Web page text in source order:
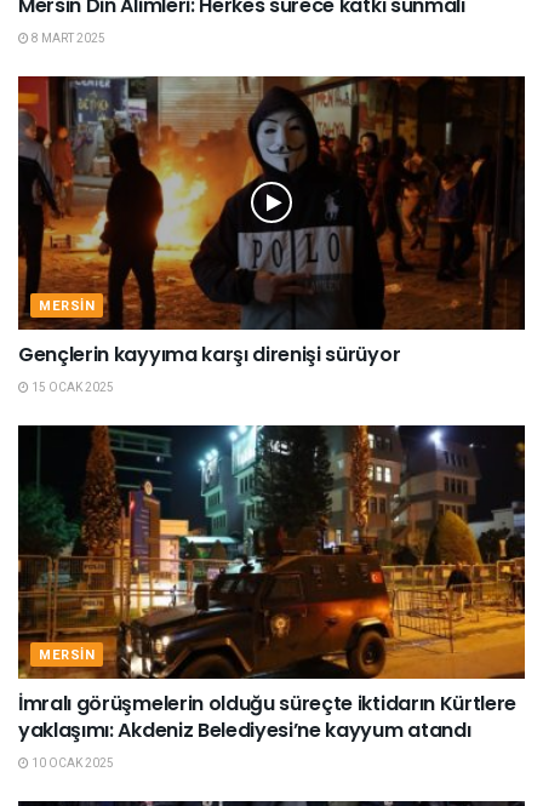
8 MART 2025
MERSIN
Gençlerin kayyıma karşı direnişi sürüyor
15 OCAK 2025
MERSIN
İmralı görüşmelerin olduğu süreçte iktidarın Kürtlere
yaklaşımı: Akdeniz Belediyesi’ne kayyum atandı
10 OCAK 2025